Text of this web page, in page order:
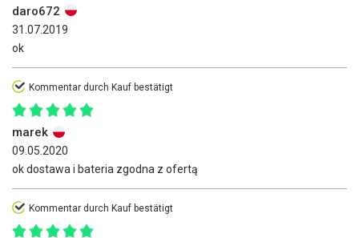
daro672
31.07.2019
ok
Kommentar durch Kauf bestätigt
marek
09.05.2020
ok dostawa i bateria zgodna z ofertą
Kommentar durch Kauf bestätigt